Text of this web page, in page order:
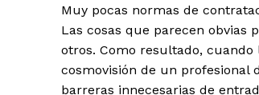
Muy pocas normas de
Las cosas que parecen obvias
otros. Como resultado,
cosmovisión de un profesional
barreras innecesarias de